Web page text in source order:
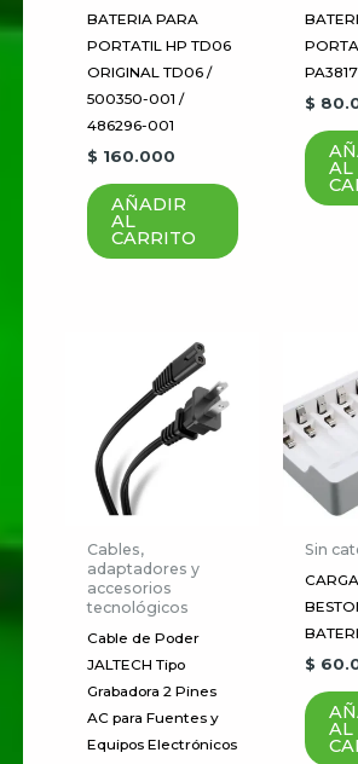
Tu
puntuación
Tu valoración
Correo electrónico *
Guardar mi nombre,
navegador para la próxima
que haga un comentario.
BATERIA PARA
PORTATIL HP TD06
ORIGINAL TD06 /
500350-001 /
486296-001
$ 160.000
AÑADIR
AL
CARRITO
$
AL
Cables,
adaptadores y
accesorios
tecnológicos
Cable de Poder
JALTECH Tipo
Grabadora 2 Pines
AC para Fuentes y
Equipos Electrónicos
Sin
$
AL